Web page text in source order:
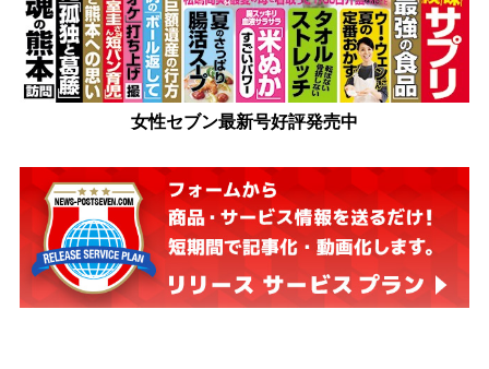
女性セブン最新号好評発売中